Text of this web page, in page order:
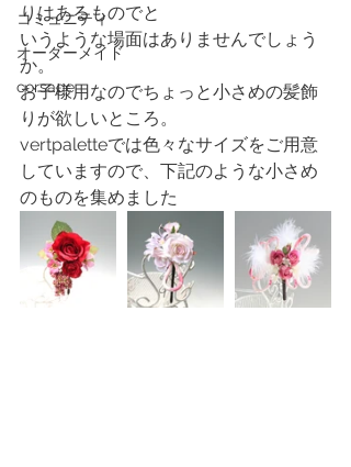
コミュニティ
オーダーメイド
corsage
りはあるものでと
いうような場面はありませんでしょう
か。
お子様用なのでちょっと小さめの髪飾
りが欲しいところ。
vertpaletteでは色々なサイズをご用意
していますので、下記のような小さめ
のものを集めました